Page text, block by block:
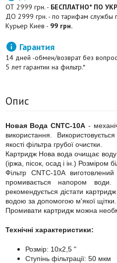
ОТ 2999 грн. - БЕСПЛАТНО* ПО
ДО 2999 грн. - по тарифам службы
Курьер Киев - 99 грн.
 Гарантия
14 дней -обмен/возврат без
5 лет гарантии на фильтр.*
Опис
Новая Вода CNTC-10A -
використання.
якості фільтра грубої очистки.
Картридж Нова вода очищає воду
(іржа, пісок, осад і ін.) Розміром
Фільтр CNTC-10A
промивається напором
рекомендується дістати
водою за допомогою м'якої щітки.
Промивати картридж можна
Технічні характеристики:
Розмір: 10х2,5 "
Ступінь фільтрації: 50 мкм